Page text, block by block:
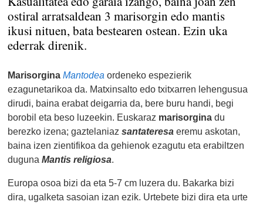
ostiral arratsaldean 3 marisorgin edo mantis
ikusi nituen, bata bestearen ostean. Ezin uka
ederrak direnik.
Marisorgina Mantodea ordeneko espezierik
ezagunetarikoa da. Matxinsalto edo txitxarren lehengusua
dirudi, baina erabat deigarria da, bere buru handi, begi
borobil eta beso luzeekin. Euskaraz marisorginadu
berezko izena; gaztelaniazsantateresaeremu askotan,
baina izen zientifikoa da gehienok ezagutu eta erabiltzen
duguna Mantis religiosa.
Europa osoa bizi da eta 5-7 cm luzera du. Bakarka bizi
dira, ugalketa sasoian izan ezik. Urtebete bizi dira eta urte